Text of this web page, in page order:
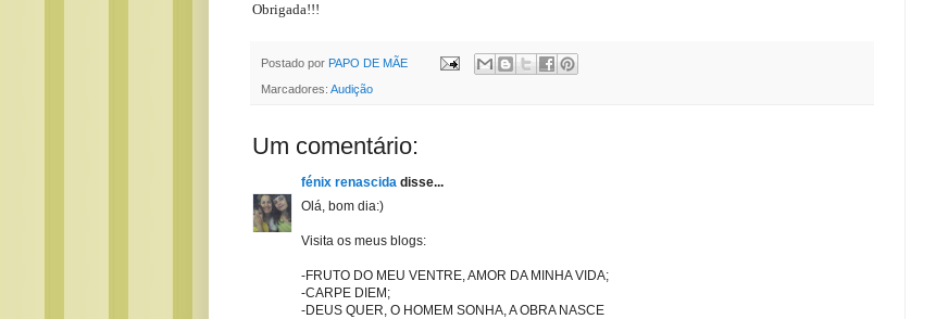
Obrigada!!!
Postado por PAPO DE MÃE
Marcadores: Audição
Um comentário:
fénix renascida disse...
Olá, bom dia:)
Visita os meus blogs:
-FRUTO DO MEU VENTRE, AMOR DA MINHA VIDA;
-CARPE DIEM;
-DEUS QUER, O HOMEM SONHA, A OBRA NASCE